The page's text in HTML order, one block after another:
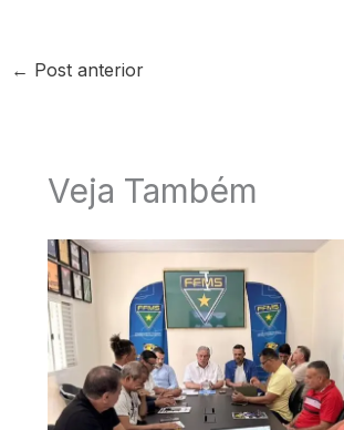
← Post anterior
Veja Também